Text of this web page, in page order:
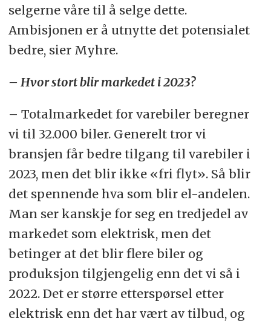
selgerne våre til å selge dette.
Ambisjonen er å utnytte det potensialet
bedre, sier Myhre.
– Hvor stort blir markedet i 2023?
– Totalmarkedet for varebiler beregner
vi til 32.000 biler. Generelt tror vi
bransjen får bedre tilgang til varebiler i
2023, men det blir ikke «fri flyt». Så blir
det spennende hva som blir el-andelen.
Man ser kanskje for seg en tredjedel av
markedet som elektrisk, men det
betinger at det blir flere biler og
produksjon tilgjengelig enn det vi så i
2022. Det er større etterspørsel etter
elektrisk enn det har vært av tilbud, og